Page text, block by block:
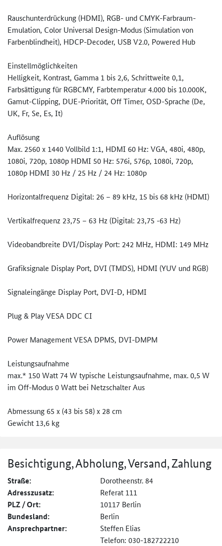
Rauschunterdrückung (HDMI), RGB- und CMYK-Farbraum-
Emulation, Color Universal Design-Modus (Simulation von
Farbenblindheit), HDCP-Decoder, USB V2.0, Powered Hub
Einstellmöglichkeiten
Helligkeit, Kontrast, Gamma 1 bis 2,6, Schrittweite 0,1,
Farbsättigung für RGBCMY, Farbtemperatur 4.000 bis 10.000K,
Gamut-Clipping, DUE-Priorität, Off Timer, OSD-Sprache (De,
UK, Fr, Se, Es, It)
Auflösung
Max. 2560 x 1440 Vollbild 1:1, HDMI 60 Hz: VGA, 480i, 480p,
1080i, 720p, 1080p HDMI 50 Hz: 576i, 576p, 1080i, 720p,
1080p HDMI 30 Hz / 25 Hz / 24 Hz: 1080p
Horizontalfrequenz Digital: 26 – 89 kHz, 15 bis 68 kHz (HDMI)
Vertikalfrequenz 23,75 – 63 Hz (Digital: 23,75 -63 Hz)
Videobandbreite DVI/Display Port: 242 MHz, HDMI: 149 MHz
Grafiksignale Display Port, DVI (TMDS), HDMI (YUV und RGB)
Signaleingänge Display Port, DVI-D, HDMI
Plug & Play VESA DDC CI
Power Management VESA DPMS, DVI-DMPM
Leistungsaufnahme
max.* 150 Watt 74 W typische Leistungsaufnahme, max. 0,5 W
im Off-Modus 0 Watt bei Netzschalter Aus
Abmessung 65 x (43 bis 58) x 28 cm
Gewicht 13,6 kg
Besichtigung, Abholung, Versand, Zahlung
Straße: Dorotheenstr. 84
Adresszusatz: Referat 111
PLZ / Ort: 10117 Berlin
Bundesland: Berlin
Ansprechpartner:
Steffen Elias
Telefon: 030-182722210